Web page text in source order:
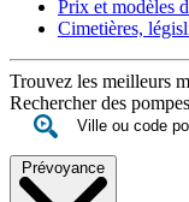
Prix et modèles
Cimetières,
Trouvez les meilleurs
Rechercher des
Prévoyance